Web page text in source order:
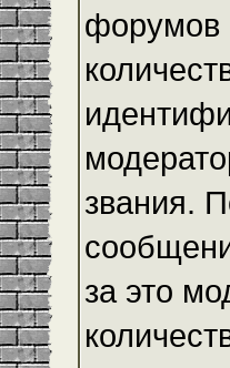
форумов
звания.
за это